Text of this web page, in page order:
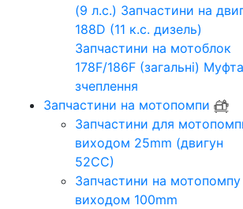
(9 л.с.) Запчастини на
188D (11 к.с. дизель)
Запчастини на мотоблок
178F/186F (загальні) Муфта
зчеплення
Запчастини на мотопомпи
Запчастини для
виходом 25mm (двигун
52CC)
Запчастини на мотопомпу
виходом 100mm